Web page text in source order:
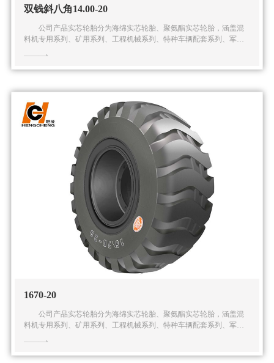
双钱斜八角14.00-20
公司产品实芯轮胎分为海绵实芯轮胎、聚氨酯实芯轮胎，涵盖混
料机专用系列、矿用系列、工程机械系列、特种车辆配套系列、军用
1670-20
公司产品实芯轮胎分为海绵实芯轮胎、聚氨酯实芯轮胎，涵盖混
料机专用系列、矿用系列、工程机械系列、特种车辆配套系列、军用